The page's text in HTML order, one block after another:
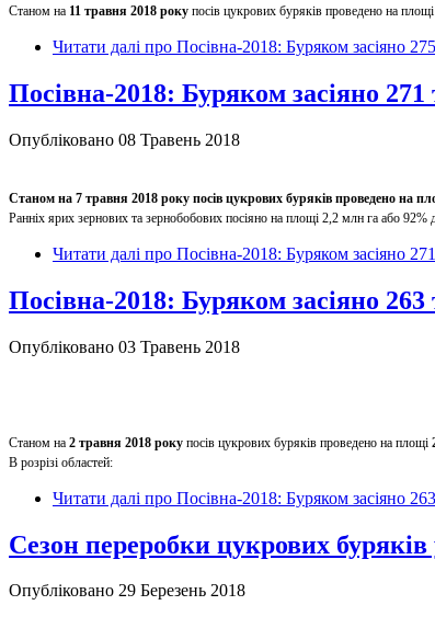
Станом на 11 травня 2018 року посів цукрових буряків проведено на площі
Читати далі про Посівна-2018: Буряком засіяно
Посівна-2018: Буряком засіяно 271
Опубліковано 08 Травень 2018
Станом на 7 травня 2018 року посів цукрових буряків проведено на
Ранніх ярих зернових та зернобобових посіяно на площі 2,2 млн га або 92%
Читати далі про Посівна-2018: Буряком засіяно
Посівна-2018: Буряком засіяно 263
Опубліковано 03 Травень 2018
Станом на 2 травня 2018 року посів цукрових буряків проведено на площі
В розрізі областей:
Читати далі про Посівна-2018: Буряком засіяно
Сезон переробки цукрових
Опубліковано 29 Березень 2018